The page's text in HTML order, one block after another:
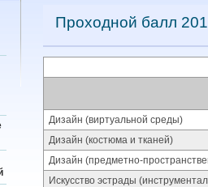
Проходной балл
Дизайн (виртуальной среды)
Дизайн (костюма и тканей)
Дизайн (предметно-
Искусство эстрады